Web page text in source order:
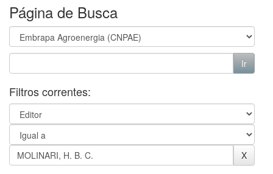
Página de Busca
Filtros correntes: